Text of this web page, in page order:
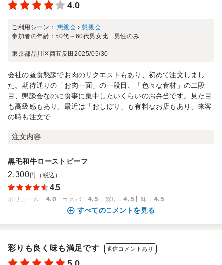
4.0
ご利用シーン： 懇親会 ›懇親会
参加者の年齢：50代～60代男女比： 男性のみ
東京都品川区西五反田 2025/05/30
会社の昼食懇談でお肉のリクエストもあり、初めて注文しまし
た。期待通りの「お肉一面」の一段目、「色々な食材」の二段
目、懇談会なのに食事に集中したいくらいのお弁当です。見た目
も高級感もあり、最近は「おしぼり」も有料なお店もあり、来客
の時も注文で...
注文内容
黒毛和牛ローストビーフ
2,300 円（税込）
4.5
ボリューム ： 4.0 コスパ ： 4.5 彩り ：4.5 味 ： 4.5
すべてのコメントを見る
彩りも良く味も満足です 返信コメントあり
5.0